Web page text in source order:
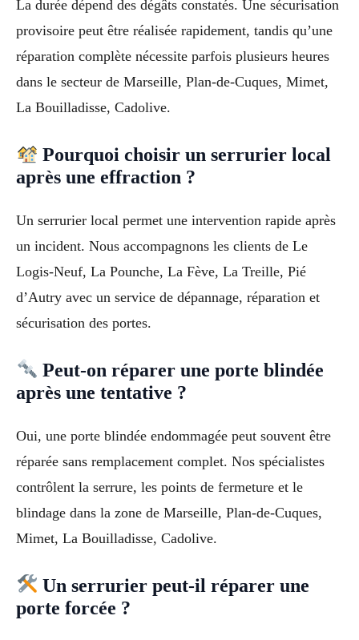
La durée dépend des dégâts constatés. Une sécurisation
provisoire peut être réalisée rapidement, tandis qu’une
réparation complète nécessite parfois plusieurs heures
dans le secteur de Marseille, Plan-de-Cuques, Mimet,
La Bouilladisse, Cadolive.
Pourquoi choisir un serrurier local
après une effraction ?
Un serrurier local permet une intervention rapide après
un incident. Nous accompagnons les clients de Le
Logis-Neuf, La Pounche, La Fève, La Treille, Pié
d’Autry avec un service de dépannage, réparation et
sécurisation des portes.
Peut-on réparer une porte blindée
après une tentative ?
Oui, une porte blindée endommagée peut souvent être
réparée sans remplacement complet. Nos spécialistes
contrôlent la serrure, les points de fermeture et le
blindage dans la zone de Marseille, Plan-de-Cuques,
Mimet, La Bouilladisse, Cadolive.
Un serrurier peut-il réparer une
porte forcée ?